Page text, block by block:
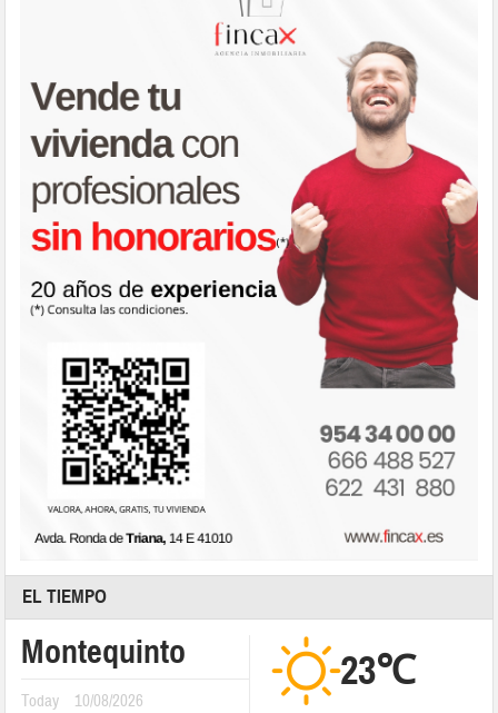
EL TIEMPO
Montequinto
Today 10/08/2026
23℃